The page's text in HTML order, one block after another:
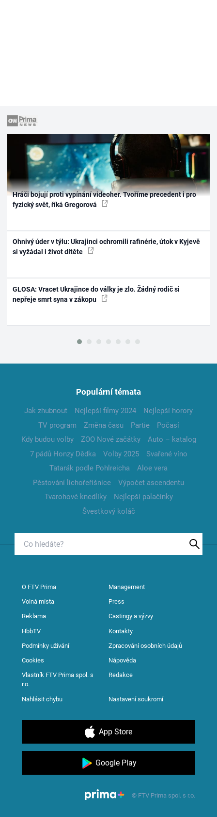
Hráči bojují proti vypínání videoher. Tvoříme precedent i pro
fyzický svět, říká Gregorová
Ohnivý úder v týlu: Ukrajinci ochromili rafinérie, útok v Kyjevě
si vyžádal i život dítěte
GLOSA: Vracet Ukrajince do války je zlo. Žádný rodič si
nepřeje smrt syna v zákopu
Populární témata
Jak zhubnout Nejlepší filmy 2024
Nejlepší horory
TV program
Změna času Partie
Počasí
Kdy budou volby
ZOO Nové začátky
Auto – katalog
7 pádů Honzy Dědka
Volby 2025
Svařené víno
Tatarák podle Pohlreicha
Aloe vera
Pěstování lichořeřišnice
Výpočet ascendentu
Tvarohové knedlíky
Nejlepší palačinky
Švestkový koláč
O FTV Prima Management
Volná místa Press
Reklama Castingy a výzvy
HbbTV Kontakty
Podmínky užívání Zpracování osobních údajů
Cookies Nápověda
Vlastník FTV Prima spol. s
r.o.
Redakce
Nahlásit chybu Nastavení soukromí
App Store
Google Play
© FTV Prima spol. s r.o.